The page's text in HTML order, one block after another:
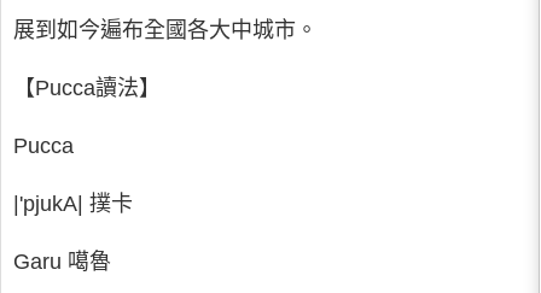
展到如今遍布全國各大中城市。
【Pucca讀法】
Pucca
|'pjukA| 撲卡
Garu 噶魯